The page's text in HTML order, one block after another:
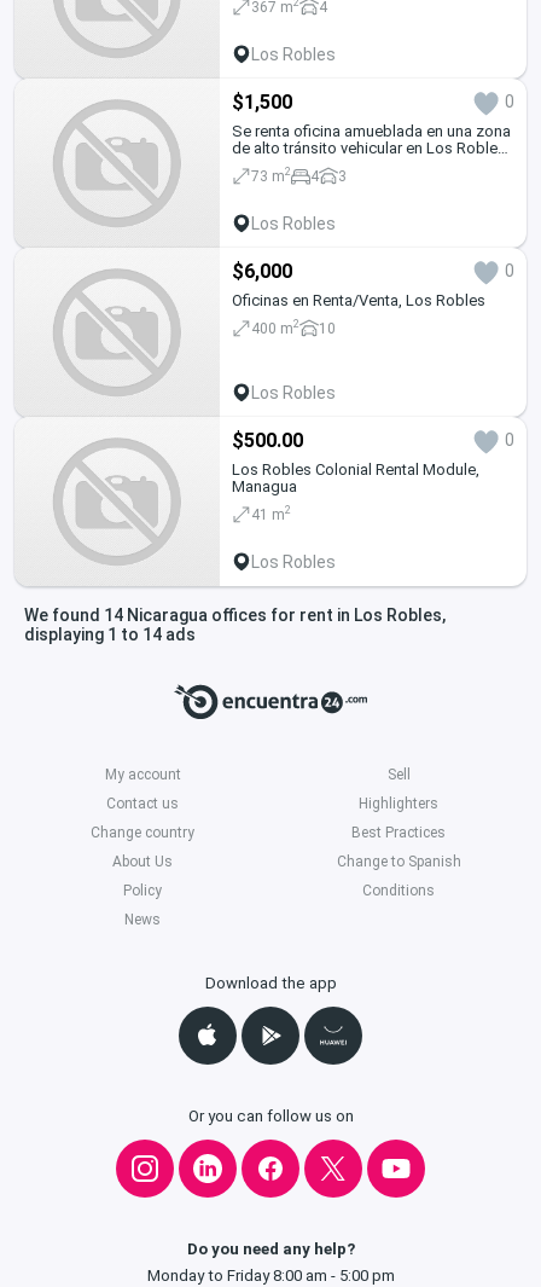
367 m 4
Los Robles
$1,500 0
Se renta oficina amueblada en una zona
de alto tránsito vehicular en Los Robles
KG
73 m2 4 3
Los Robles
$6,000 0
Oficinas en Renta/Venta, Los Robles
400 m2 10
Los Robles
$500.00 0
Los Robles Colonial Rental Module,
Managua
41 m2
Los Robles
We found 14 Nicaragua offices for rent in Los Robles,
displaying 1 to 14 ads
My account
Sell
Contact us
Highlighters
Change country
Best Practices
About Us
Change to Spanish
Policy
Conditions
News
Download the app
Or you can follow us on
Do you need any help?
Monday to Friday 8:00 am - 5:00 pm